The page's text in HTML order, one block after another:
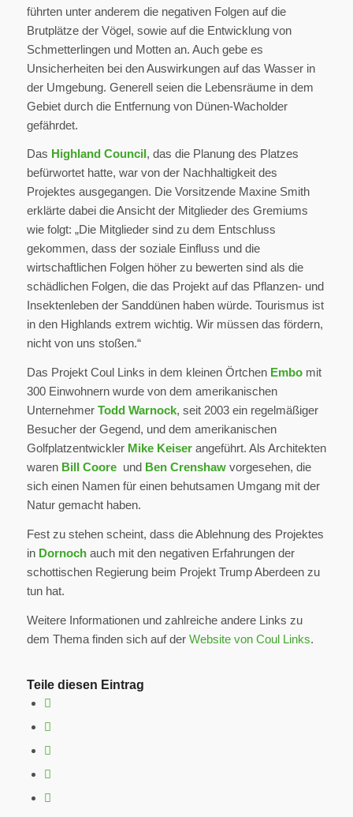
führten unter anderem die negativen Folgen auf die
Brutplätze der Vögel, sowie auf die Entwicklung von
Schmetterlingen und Motten an. Auch gebe es
Unsicherheiten bei den Auswirkungen auf das Wasser in
der Umgebung. Generell seien die Lebensräume in dem
Gebiet durch die Entfernung von Dünen-Wacholder
gefährdet.
Das Highland Council , das die Planung des Platzes
befürwortet hatte, war von der Nachhaltigkeit des
Projektes ausgegangen. Die Vorsitzende Maxine Smith
erklärte dabei die Ansicht der Mitglieder des Gremiums
wie folgt: „Die Mitglieder sind zu dem Entschluss
gekommen, dass der soziale Einfluss und die
wirtschaftlichen Folgen höher zu bewerten sind als die
schädlichen Folgen, die das Projekt auf das Pflanzen- und
Insektenleben der Sanddünen haben würde. Tourismus ist
in den Highlands extrem wichtig. Wir müssen das fördern,
nicht von uns stoßen.“
Das Projekt Coul Links in dem kleinen Örtchen Embomit
300 Einwohnern wurde von dem amerikanischen
Unternehmer Todd Warnock, seit 2003 ein regelmäßiger
Besucher der Gegend, und dem amerikanischen
Golfplatzentwickler Mike Keiserangeführt. Als Architekten
waren Bill Coore und Ben Crenshawvorgesehen, die
sich einen Namen für einen behutsamen Umgang mit der
Natur gemacht haben.
Fest zu stehen scheint, dass die Ablehnung des Projektes
in Dornochauch mit den negativen Erfahrungen der
schottischen Regierung beim Projekt Trump Aberdeen zu
tun hat.
Weitere Informationen und zahlreiche andere Links zu
dem Thema finden sich auf der Website von Coul Links.
Teile diesen Eintrag